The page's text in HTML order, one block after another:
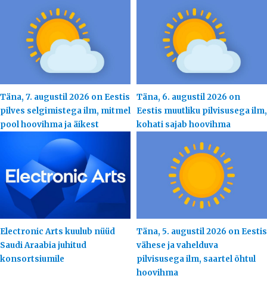
Täna, 7. augustil 2026 on Eestis
pilves selgimistega ilm, mitmel
pool hoovihma ja äikest
Täna, 6. augustil 2026 on
Eestis muutliku pilvisusega ilm,
kohati sajab hoovihma
Electronic Arts kuulub nüüd
Saudi Araabia juhitud
konsortsiumile
Täna, 5. augustil 2026 on Eestis
vähese ja vahelduva
pilvisusega ilm, saartel õhtul
hoovihma